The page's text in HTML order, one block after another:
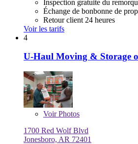
Inspection gratuite du
Échange de bonbonne de
Retour client 24 heures
Voir les tarifs
4
U-Haul Moving & Storage
VoirPhotos
1700 Red Wolf Blvd
Jonesboro, AR 72401